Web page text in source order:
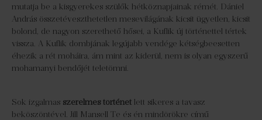
mutatja be a kisgyerekes szülők hétköznapjainak rémét. Dániel
András összetéveszthetetlen mesevilágának kicsit ügyetlen, kicsit
bolond, de nagyon szerethető hősei, a Kuflik új történettel tértek
vissza. A Kuflik dombjának legújabb vendége kétségbeesetten
éhezik a rét moháira, ám mint az kiderül, nem is olyan egyszerű
mohamanyi bendőjét teletömni.
Sok izgalmas szerelmes történet lett sikeres a tavasz
beköszöntével. Jill Mansell Te és én mindörökre című